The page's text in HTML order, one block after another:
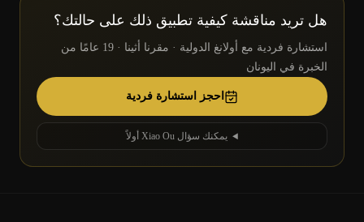
هل تريد مناقشة كيفية تطبيق ذلك على حالتك؟
استشارة فردية مع أولانغ الدولية · مقرنا أثينا · 19 عامًا من
الخبرة في اليونان
احجز استشارة فردية
يمكنك سؤال Xiao Ou أولاً